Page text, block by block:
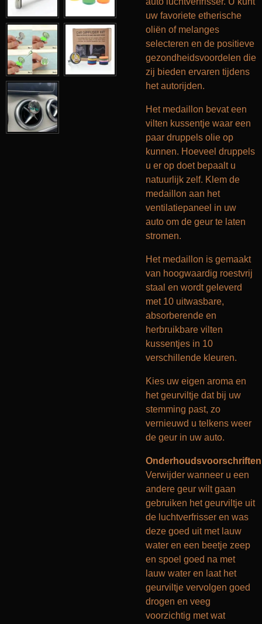
uw favoriete etherische
oliën of melanges
selecteren en de positieve
gezondheidsvoordelen die
zij bieden ervaren tijdens
het autorijden.
Het medaillon bevat een
vilten kussentje waar een
paar druppels olie op
kunnen. Hoeveel druppels
u er op doet bepaalt u
natuurlijk zelf. Klem de
medaillon aan het
ventilatiepaneel in uw
auto om de geur te laten
stromen.
Het medaillon is gemaakt
van hoogwaardig roestvrij
staal en wordt geleverd
met 10 uitwasbare,
absorberende en
herbruikbare vilten
kussentjes in 10
verschillende kleuren.
Kies uw eigen aroma en
het geurviltje dat bij uw
stemming past, zo
vernieuwd u telkens weer
de geur in uw auto.
Verwijder wanneer u een
andere geur wilt gaan
gebruiken het geurviltje uit
de luchtverfrisser en was
deze goed uit met lauw
water en een beetje zeep
en spoel goed na met
lauw water en laat het
geurviltje vervolgen goed
drogen en veeg
voorzichtig met wat